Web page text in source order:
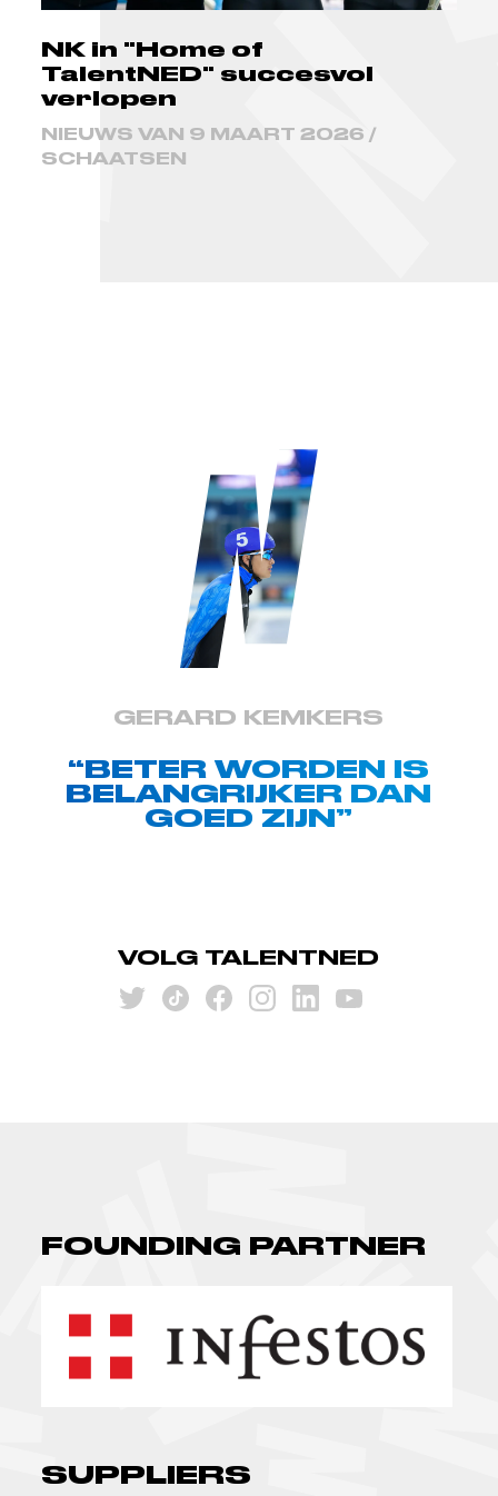
NK in "Home of
TalentNED" succesvol
verlopen
NIEUWS VAN 9 MAART 2026 /
SCHAATSEN
GERARD KEMKERS
“BETER WORDEN IS
BELANGRIJKER DAN
GOED ZIJN”
VOLG TALENTNED
FOUNDING PARTNER
SUPPLIERS